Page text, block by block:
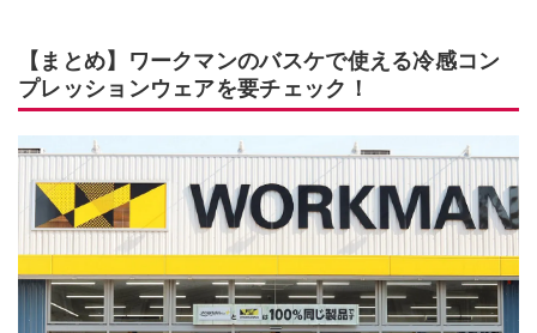
【まとめ】ワークマンのバスケで使える冷感コン
プレッションウェアを要チェック！